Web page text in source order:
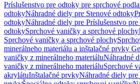
Príslušenstvo pre odtoky pre sprchové
odtokyNáhradné diely pre Stenové odtoky
odtokyNáhradné diely pre Príslušenstvo pre
odtokySprchové vaničky a sprchové plochy
Sprchové vaničky a sprchové plochy
minerálneho materiálu a inštalačné prvky
vaničky z minerálneho materiáluNáhradné
vaničky z minerálneho materiáluSprchové
akrylátuInštalačné prvkyNáhradné diely pre